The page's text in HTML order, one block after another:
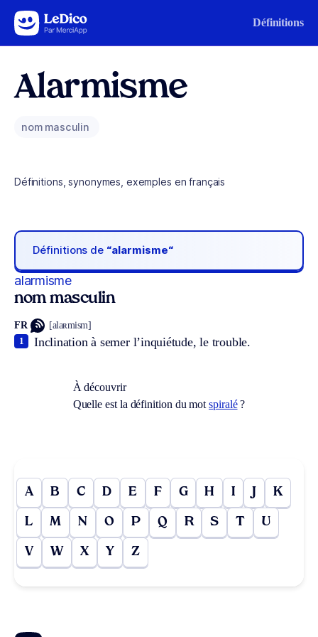
Aller au contenu Définitions
Alarmisme
nom masculin
Définitions, synonymes, exemples en français
Définitions de “alarmisme“
alarmisme
nom masculin
FR [alaʀmism]
Inclination à semer l’inquiétude, le trouble.
1
À découvrir
Quelle est la définition du motspiralé?
A B C D E F G H I J K
L M N O P Q R S T U
V W X Y Z